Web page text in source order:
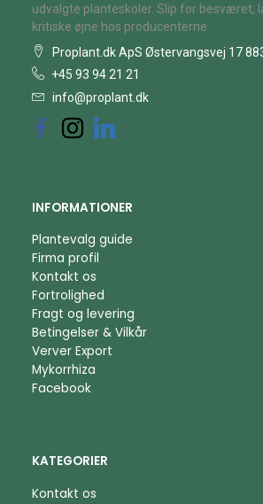
udvalgte planteskoler. Slip for besværet,
kritiske øjne hos producenterne.
Proplant.dk ApS Østervangsvej 17
+45 93 94 21 21
info@proplant.dk
INFORMATIONER
Plantevalg guide
Firma profil
Kontakt os
Fortrolighed
Fragt og levering
Betingelser & Vilkår
Verver Export
Mykorrhiza
Facebook
KATEGORIER
Kontakt os